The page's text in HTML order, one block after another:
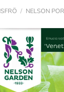
/ NELSON